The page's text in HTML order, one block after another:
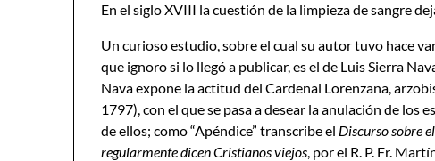
En el siglo XVIII la cuestión de la limpieza de sangre
Un curioso estudio, sobre el cual su autor tuvo hace
que ignoro si lo llegó a publicar, es el de Luis Sierra
Nava expone la actitud del Cardenal Lorenzana,
1797), con el que se pasa a desear la anulación de los
de ellos; como “Apéndice” transcribe el Discurso sobre
regularmente dicen Cristianos viejos, por el R. P. Fr.